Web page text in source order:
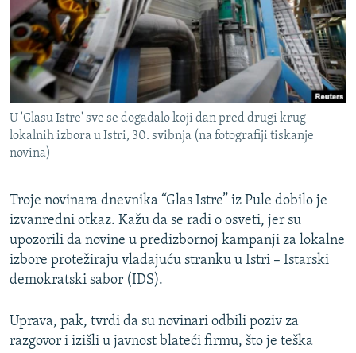
SPECIJALI RSE
VIŠE OD NASLOVA
GENOCID U SREBRENICI
POPLAVE I KLIZIŠTA U BIH 2024.
TV LIBERTY
POST SCRIPTUM
TRI DECENIJE OD RATA U BIH
SVE KARTE DEJTONA
NASTANAK I RASPAD JUGOSLAVIJE
PRATITE NAS
Sve RFE/RL stranice
U 'Glasu Istre' sve se događalo koji dan pred drugi krug
lokalnih izbora u Istri, 30. svibnja (na fotografiji tiskanje
novina)
Troje novinara dnevnika “Glas Istre” iz Pule dobilo je
izvanredni otkaz. Kažu da se radi o osveti, jer su
upozorili da novine u predizbornoj kampanji za lokalne
izbore protežiraju vladajuću stranku u Istri – Istarski
demokratski sabor (IDS).
Uprava, pak, tvrdi da su novinari odbili poziv za
razgovor i izišli u javnost blateći firmu, što je teška